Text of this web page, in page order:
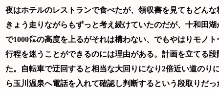
夜はホテルのレストランで食べたが、領収書を見てもどん
きょう走りながらもずっと考え続けていたのだが、十和田
で1000㍍の高度を上るがそれは構わない、でもやはりモノ
行程を迷うことができるのには理由がある。計画を立てる
た。自転車で迂回すると相当な大回りになり2倍近い道の
ら玉川温泉へ電話を入れて確認し判断するという段取りだ